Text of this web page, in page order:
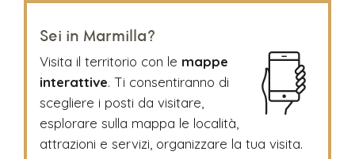
Sei in Marmilla?
Visita il territorio con le mappe
interattive. Ti consentiranno di
scegliere i posti da visitare,
esplorare sulla mappa le località,
attrazioni e servizi, organizzare la tua visita.